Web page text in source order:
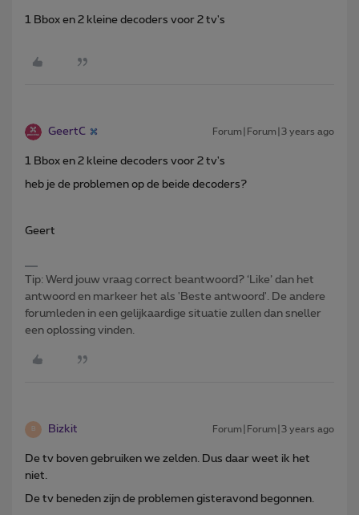
1 Bbox en 2 kleine decoders voor 2 tv's
GeertC Forum|Forum|3 years ago
1 Bbox en 2 kleine decoders voor 2 tv's
heb je de problemen op de beide decoders?
Geert
Tip: Werd jouw vraag correct beantwoord? ‘Like’ dan het
antwoord en markeer het als 'Beste antwoord'. De andere
forumleden in een gelijkaardige situatie zullen dan sneller
een oplossing vinden.
B Bizkit Forum|Forum|3 years ago
De tv boven gebruiken we zelden. Dus daar weet ik het
niet.
De tv beneden zijn de problemen gisteravond begonnen.